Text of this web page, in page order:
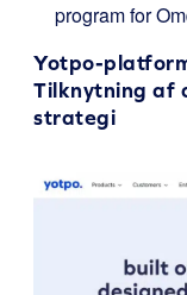
program for
Yotpo-
Tilknytning af
strategi